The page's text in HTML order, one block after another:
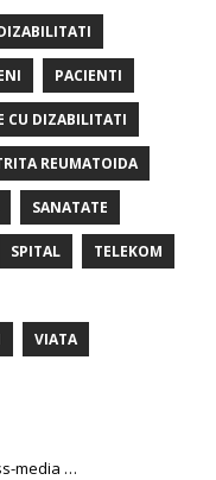
PACIENTI
CU DIZABILITATI
REUMATOIDA
SANATATE
SPITAL TELEKOM
VIATA
media …